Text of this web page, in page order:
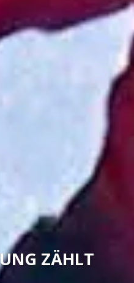
ZÄHLT